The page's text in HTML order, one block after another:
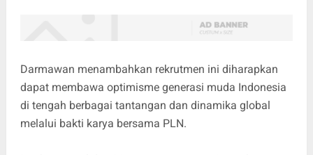
Darmawan menambahkan rekrutmen ini diharapkan
dapat membawa optimisme generasi muda Indonesia
di tengah berbagai tantangan dan dinamika global
melalui bakti karya bersama PLN.